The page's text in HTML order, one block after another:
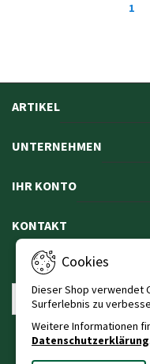
1
ARTIKEL
UNTERNEHMEN
IHR KONTO
KONTAKT
Cookies
Dieser Shop verwendet
Surferlebnis zu
Weitere Informationen
Datenschutzerklärung